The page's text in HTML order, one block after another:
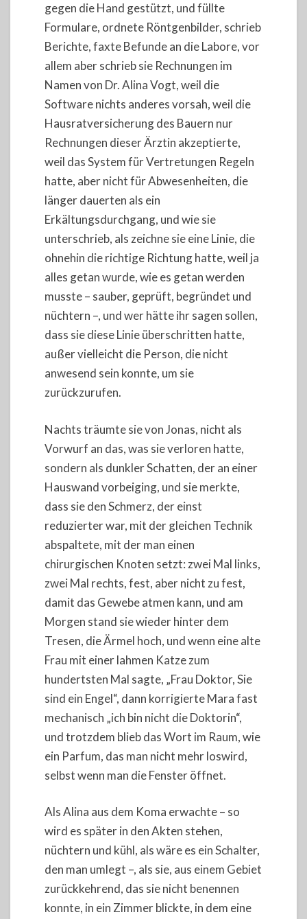
gegen die Hand gestützt, und füllte
Formulare, ordnete Röntgenbilder, schrieb
Berichte, faxte Befunde an die Labore, vor
allem aber schrieb sie Rechnungen im
Namen von Dr. Alina Vogt, weil die
Software nichts anderes vorsah, weil die
Hausratversicherung des Bauern nur
Rechnungen dieser Ärztin akzeptierte,
weil das System für Vertretungen Regeln
hatte, aber nicht für Abwesenheiten, die
länger dauerten als ein
Erkältungsdurchgang, und wie sie
unterschrieb, als zeichne sie eine Linie, die
ohnehin die richtige Richtung hatte, weil ja
alles getan wurde, wie es getan werden
musste – sauber, geprüft, begründet und
nüchtern –, und wer hätte ihr sagen sollen,
dass sie diese Linie überschritten hatte,
außer vielleicht die Person, die nicht
anwesend sein konnte, um sie
zurückzurufen.
Nachts träumte sie von Jonas, nicht als
Vorwurf an das, was sie verloren hatte,
sondern als dunkler Schatten, der an einer
Hauswand vorbeiging, und sie merkte,
dass sie den Schmerz, der einst
reduzierter war, mit der gleichen Technik
abspaltete, mit der man einen
chirurgischen Knoten setzt: zwei Mal links,
zwei Mal rechts, fest, aber nicht zu fest,
damit das Gewebe atmen kann, und am
Morgen stand sie wieder hinter dem
Tresen, die Ärmel hoch, und wenn eine alte
Frau mit einer lahmen Katze zum
hundertsten Mal sagte, „Frau Doktor, Sie
sind ein Engel“, dann korrigierte Mara fast
mechanisch „ich bin nicht die Doktorin“,
und trotzdem blieb das Wort im Raum, wie
ein Parfum, das man nicht mehr loswird,
selbst wenn man die Fenster öffnet.
Als Alina aus dem Koma erwachte – so
wird es später in den Akten stehen,
nüchtern und kühl, als wäre es ein Schalter,
den man umlegt –, als sie, aus einem Gebiet
zurückkehrend, das sie nicht benennen
konnte, in ein Zimmer blickte, in dem eine